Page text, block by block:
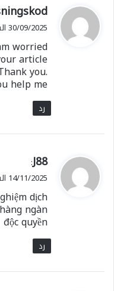
ي
ق
ل
30/09/2025 الساعة 14:53
worried
article
you.
help me?
رد
ي
ق
ل
J88
:
14/11/2025 الساعة 06:03
dịch
ngàn
quyền.
رد